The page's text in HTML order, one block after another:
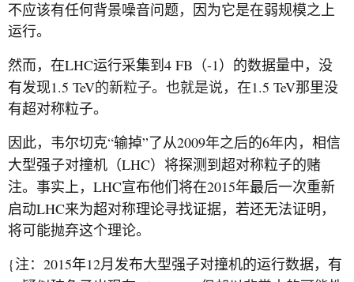
不应该有任何背景噪音问题，因为它是在弱规模之上
运行。
然而，在LHC运行采集到 4 FB （-1）的数据量中，没
有发现1.5 TeV的新粒子。也就是说，在1.5 TeV那里没
有超对称粒子。
因此，韦尔切克“输掉”了从2009年之后的6年内，相信
大型强子对撞机（LHC）将探测到超对称粒子的赌
注。事实上， LHC宣布他们将在2015年最后一次重新
启动LHC来为超对称理论寻找证据，若还无法证明，
将可能抛弃这个理论。
{ 注： 2015年12月发布大型强子对撞机的运行数据，有